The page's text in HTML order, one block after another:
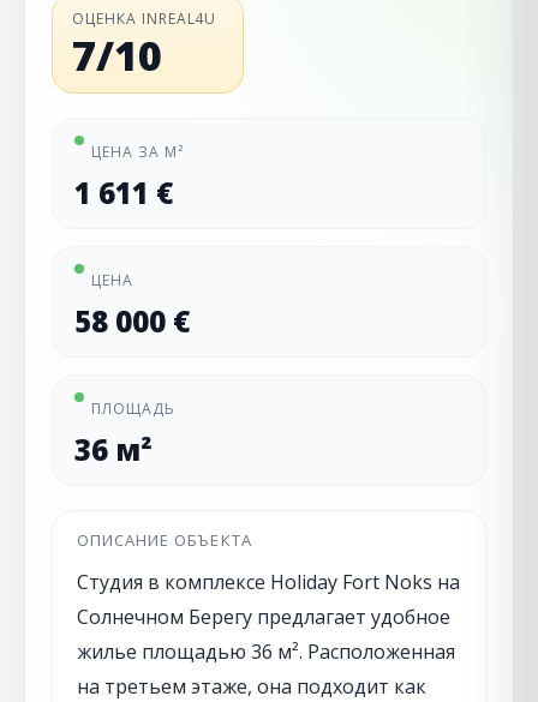
ОЦЕНКА INREAL4U
7/10
ЦЕНА ЗА М²
1 611 €
ЦЕНА
58 000 €
ПЛОЩАДЬ
36 м²
ОПИСАНИЕ ОБЪЕКТА
Студия в комплексе Holiday Fort Noks на
Солнечном Берегу предлагает удобное
жилье площадью 36 м². Расположенная
на третьем этаже, она подходит как